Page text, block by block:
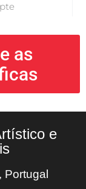
as
e
Portugal